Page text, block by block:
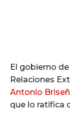
El gobierno
Relaciones
Antonio
que lo ratifica